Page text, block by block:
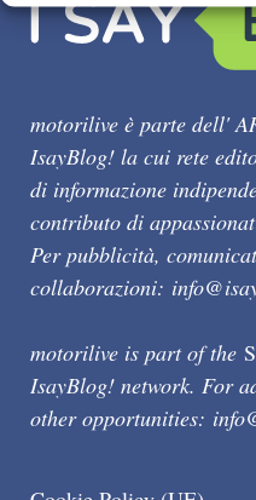
motorilive è parte dell'
IsayBlog! la cui rete
di informazione
contributo di
Per pubblicità,
collaborazioni:
motorilive is part of the
IsayBlog! network. For
other opportunities: